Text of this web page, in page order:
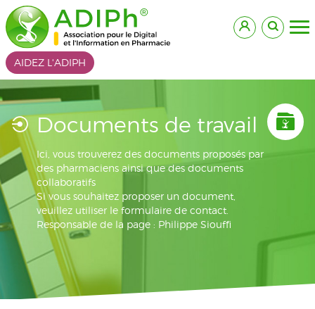
AIDEZ L'ADIPH
Documents de travail
Ici, vous trouverez des documents proposés par
des pharmaciens ainsi que des documents
collaboratifs
Si vous souhaitez proposer un document,
veuillez utiliser le formulaire de contact.
Responsable de la page : Philippe Siouffi